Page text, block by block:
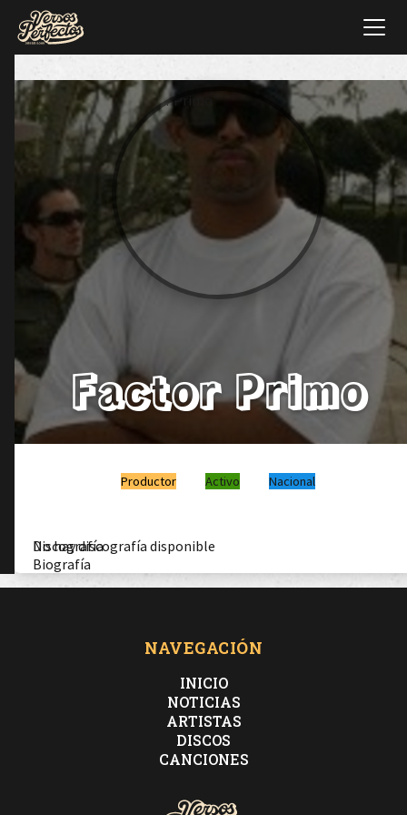
Factor Primo
Productor Activo Nacional
Discografía
Biografía
No hay discografía disponible
NAVEGACIÓN
INICIO
NOTICIAS
ARTISTAS
DISCOS
CANCIONES